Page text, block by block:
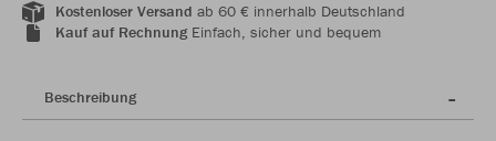
Kostenloser Versand ab 60 € innerhalb Deutschland
Kauf auf RechnungEinfach, sicher und bequem
Beschreibung